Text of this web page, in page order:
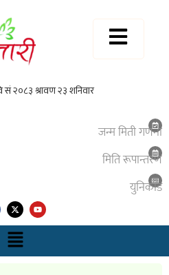
जन्म मिती गणना
मिति रूपान्तरण
युनिकाेड